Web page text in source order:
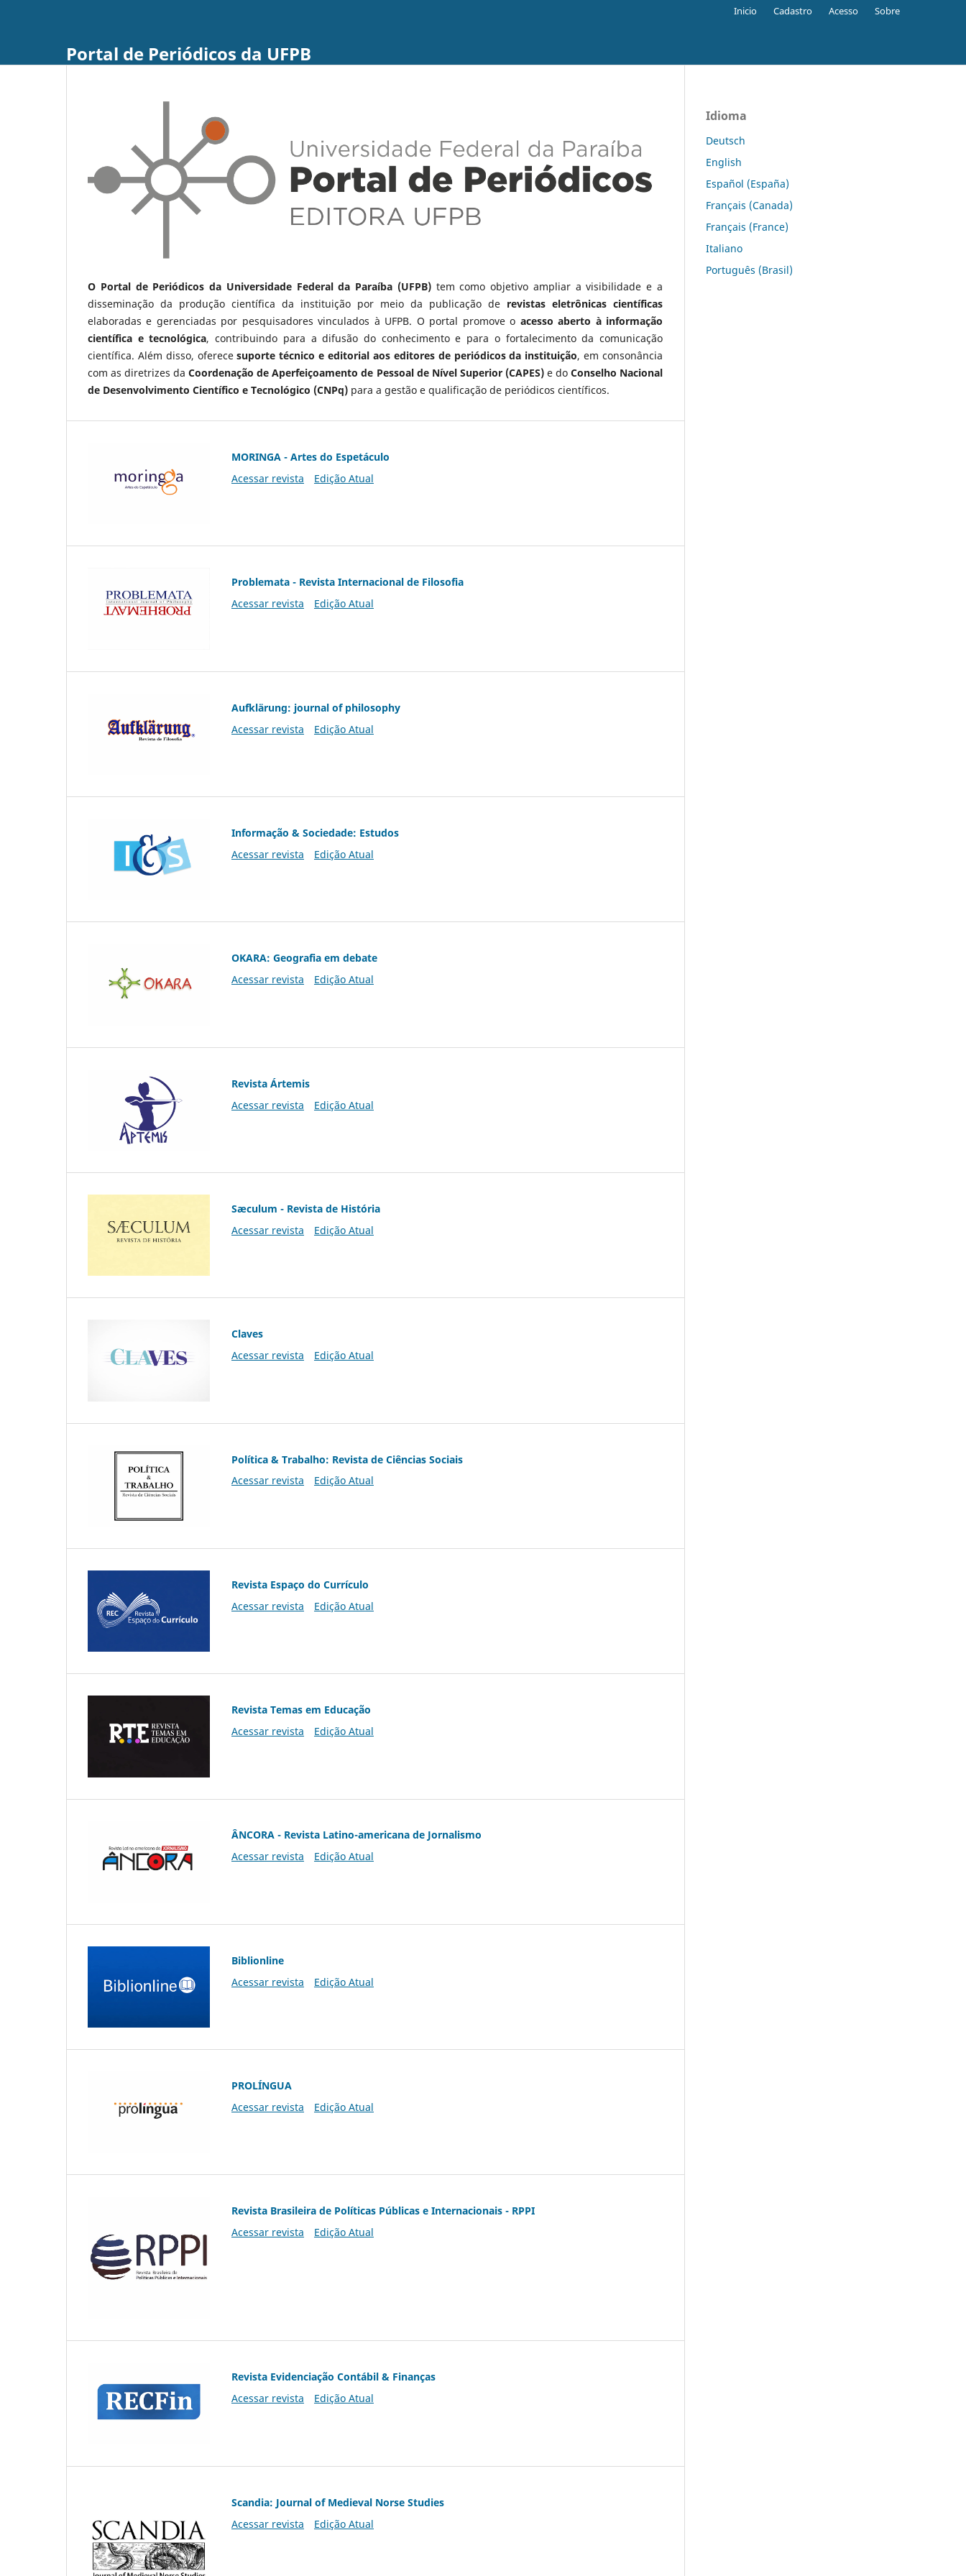
Portal de Periódicos da UFPB
Inicio Cadastro Acesso Sobre
O Portal de Periódicos da Universidade Federal da Paraíba (UFPB)tem como objetivo ampliar a visibilidade e a
disseminação da produção científica da instituição por meio da publicação de revistas eletrônicas científicas
elaboradas e gerenciadas por pesquisadores vinculados à UFPB. O portal promove o acesso aberto à informação
científica e tecnológica, contribuindo para a difusão do conhecimento e para o fortalecimento da comunicação
científica. Além disso, oferecesuporte técnico e editorial aos editores de periódicos da instituição, em consonância
com as diretrizes daCoordenação de Aperfeiçoamento de Pessoal de Nível Superior (CAPES)e do Conselho Nacional
de Desenvolvimento Científico e Tecnológico (CNPq) para a gestão e qualificação de periódicos científicos.
MORINGA - Artes do Espetáculo
Acessar revista
Edição Atual
Problemata - Revista Internacional de Filosofia
Acessar revista
Edição Atual
Aufklärung: journal of philosophy
Acessar revista
Edição Atual
Informação & Sociedade: Estudos
Acessar revista
Edição Atual
OKARA: Geografia em debate
Acessar revista
Edição Atual
Revista Ártemis
Acessar revista
Edição Atual
Sæculum - Revista de História
Acessar revista
Edição Atual
Claves
Acessar revista
Edição Atual
Política & Trabalho: Revista de Ciências Sociais
Acessar revista
Edição Atual
Revista Espaço do Currículo
Acessar revista
Edição Atual
Revista Temas em Educação
Acessar revista
Edição Atual
ÂNCORA - Revista Latino-americana de Jornalismo
Acessar revista
Edição Atual
Biblionline
Acessar revista
Edição Atual
PROLÍNGUA
Acessar revista
Edição Atual
Revista Brasileira de Políticas Públicas e Internacionais - RPPI
Acessar revista
Edição Atual
Revista Evidenciação Contábil & Finanças
Acessar revista
Edição Atual
Scandia: Journal of Medieval Norse Studies
Acessar revista
Edição Atual
Idioma
Deutsch
English
Español (España)
Français (Canada)
Français (France)
Italiano
Português (Brasil)